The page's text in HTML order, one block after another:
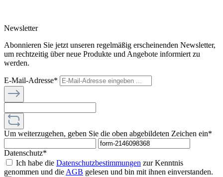
Newsletter
Abonnieren Sie jetzt unseren regelmäßig erscheinenden Newsletter,
um rechtzeitig über neue Produkte und Angebote informiert zu
werden.
E-Mail-Adresse*
Um weiterzugehen, geben Sie die oben abgebildeten Zeichen ein*
Datenschutz*
Ich habe die Datenschutzbestimmungen zur Kenntnis
genommen und die AGB gelesen und bin mit ihnen einverstanden.